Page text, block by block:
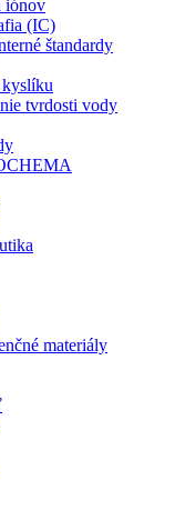
iónov
(IC)
štandardy
kyslíku
tvrdosti vody
materiály